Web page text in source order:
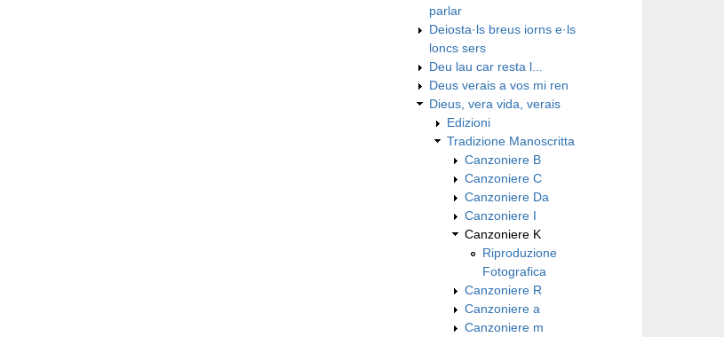
parlar
Deiosta·ls breus iorns e·ls
loncs sers
Deu lau car resta l...
Deus verais a vos mi ren
Dieus, vera vida, verais
Edizioni
Tradizione Manoscritta
Canzoniere B
Canzoniere C
Canzoniere Da
Canzoniere I
Canzoniere K
Riproduzione
Fotografica
Canzoniere R
Canzoniere a
Canzoniere m